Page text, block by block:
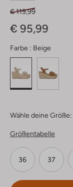
€ 119,99
€ 95,99
Farbe : Beige
Wähle deine Größe:
Größentabelle
36 37